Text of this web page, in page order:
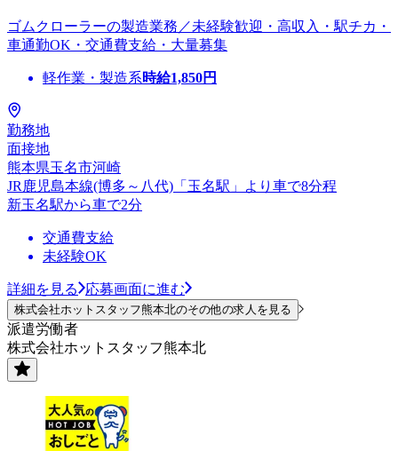
ゴムクローラーの製造業務／未経験歓迎・高収入・駅チカ・
車通勤OK・交通費支給・大量募集
軽作業・製造系時給1,850円
勤務地
面接地
熊本県玉名市河崎
JR鹿児島本線(博多～八代)「玉名駅」より車で8分程
新玉名駅から車で2分
交通費支給
未経験OK
詳細を見る 応募画面に進む
株式会社ホットスタッフ熊本北のその他の求人を見る
派遣労働者
株式会社ホットスタッフ熊本北